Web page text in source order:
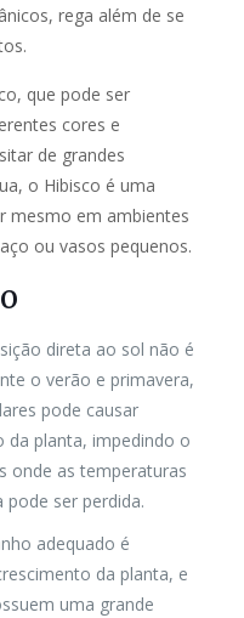
rega além de se
que pode ser
cores e
de grandes
o Hibisco é uma
mesmo em ambientes
ou vasos pequenos.
direta ao sol não é
o verão e primavera,
pode causar
da planta, impedindo o
onde as temperaturas
ser perdida.
adequado é
da planta, e
uma grande